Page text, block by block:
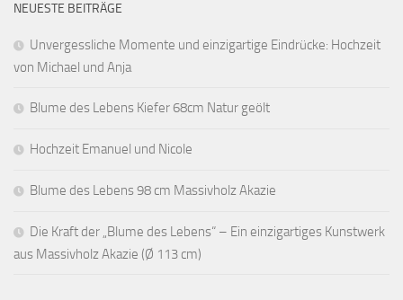
NEUESTE BEITRÄGE
Unvergessliche Momente und einzigartige Eindrücke: Hochzeit
von Michael und Anja
Blume des Lebens Kiefer 68cm Natur geölt
Hochzeit Emanuel und Nicole
Blume des Lebens 98 cm Massivholz Akazie
Die Kraft der „Blume des Lebens“ – Ein einzigartiges Kunstwerk
aus Massivholz Akazie (Ø 113 cm)